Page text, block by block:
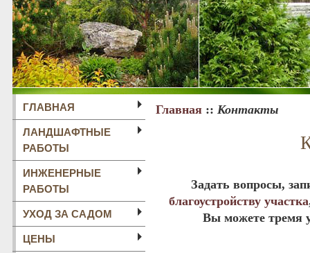
ГЛАВНАЯ
ЛАНДШАФТНЫЕ
РАБОТЫ
ИНЖЕНЕРНЫЕ
РАБОТЫ
УХОД ЗА САДОМ
ЦЕНЫ
Главная:: Контакты
Задать вопросы,
благоустройству участка
Вы можете тремя